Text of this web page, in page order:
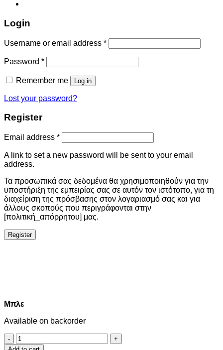
Login
Username or email address *
Password *
Remember me Log in
Lost your password?
Register
Email address *
A link to set a new password will be sent to your email
address.
Τα προσωπικά σας δεδομένα θα χρησιμοποιηθούν για την
υποστήριξη της εμπειρίας σας σε αυτόν τον ιστότοπο, για τη
διαχείριση της πρόσβασης στον λογαριασμό σας και για
άλλους σκοπούς που περιγράφονται στην
[πολιτική_απόρρητου] μας.
Register
Μπλε
Available on backorder
Μπλε
quantity